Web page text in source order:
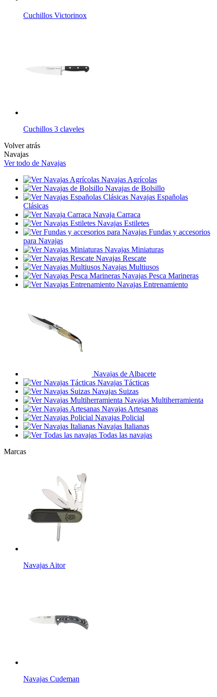
Cuchillos Victorinox
Cuchillos 3 claveles
Volver atrás
Navajas
Ver todo de Navajas
Navajas Agrícolas
Navajas de Bolsillo
Navajas Españolas
Clásicas
Navaja Carraca
Navajas Estiletes
Fundas y accesorios
para Navajas
Navajas Miniaturas
Navajas Rescate
Navajas Multiusos
Navajas Pesca Marineras
Navajas Entrenamiento
Navajas de Albacete
Navajas Tácticas
Navajas Suizas
Navajas Multiherramienta
Navajas Artesanas
Navajas Policial
Navajas Italianas
Todas las navajas
Marcas
Navajas Aitor
Navajas Cudeman